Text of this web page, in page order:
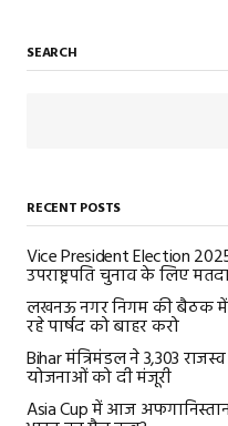
SEARCH
RECENT POSTS
Vice President Election
उपराष्ट्रपति चुनाव के लिए
लखनऊ नगर निगम की बैठक में
रहे पार्षद को बाहर करो
Bihar मंत्रिमंडल ने 3,303
योजनाओं को दी मंजूरी
Asia Cup में आज